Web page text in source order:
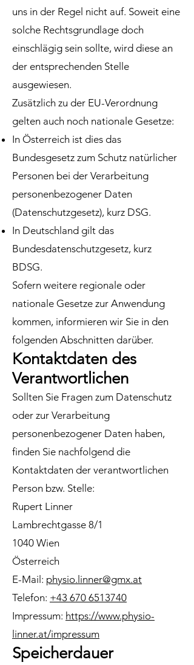
uns in der Regel nicht auf. Soweit eine
solche Rechtsgrundlage doch
einschlägig sein sollte, wird diese an
der entsprechenden Stelle
ausgewiesen.
Zusätzlich zu der EU-Verordnung
gelten auch noch nationale Gesetze:
In Österreich ist dies das
Bundesgesetz zum Schutz natürlicher
Personen bei der Verarbeitung
personenbezogener Daten
(Datenschutzgesetz), kurz DSG.
In Deutschland gilt das
Bundesdatenschutzgesetz, kurz
BDSG.
Sofern weitere regionale oder
nationale Gesetze zur Anwendung
kommen, informieren wir Sie in den
folgenden Abschnitten darüber.
Kontaktdaten des
Verantwortlichen
Sollten Sie Fragen zum Datenschutz
oder zur Verarbeitung
personenbezogener Daten haben,
finden Sie nachfolgend die
Kontaktdaten der verantwortlichen
Person bzw. Stelle:
Rupert Linner
Lambrechtgasse 8/1
1040 Wien
Österreich
E-Mail: physio.linner@gmx.at
Telefon: +43 670 6513740
Impressum: https://www.physio-
linner.at/impressum
Speicherdauer